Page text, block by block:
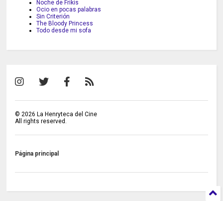
Noche de Frikis
Ocio en pocas palabras
Sin Criterión
The Bloody Princess
Todo desde mi sofa
©2026 La Henryteca del Cine
All rights reserved.
Página principal